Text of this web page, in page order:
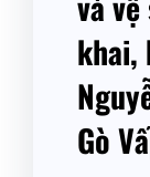
khai,
Gò